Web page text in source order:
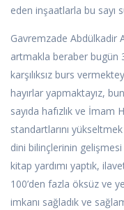
eden inşaatlarla bu sayı
Gavremzade Abdülkadir
artmakla beraber bugün
karşılıksız burs
hayırlar yapmaktayız,
sayıda hafızlık ve
standartlarını
dini bilinçlerinin
kitap yardımı yaptık,
100’den fazla öksüz ve
imkanı sağladık ve